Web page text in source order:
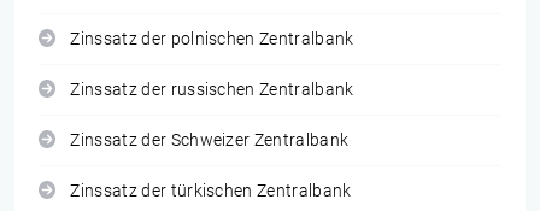
Zinssatz der polnischen Zentralbank
Zinssatz der russischen Zentralbank
Zinssatz der Schweizer Zentralbank
Zinssatz der türkischen Zentralbank